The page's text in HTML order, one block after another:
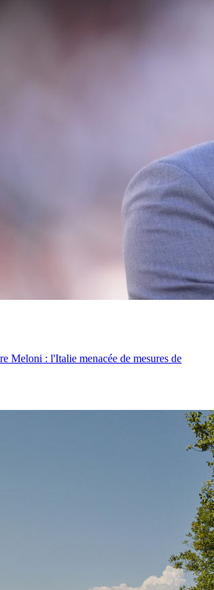
Meloni : l'Italie menacée de mesures de